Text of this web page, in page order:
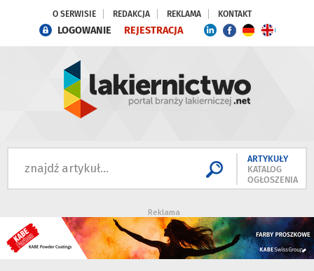
O SERWISIE REDAKCJA REKLAMA KONTAKT
LOGOWANIE REJESTRACJA
ARTYKUŁY
KATALOG
OGŁOSZENIA
Reklama